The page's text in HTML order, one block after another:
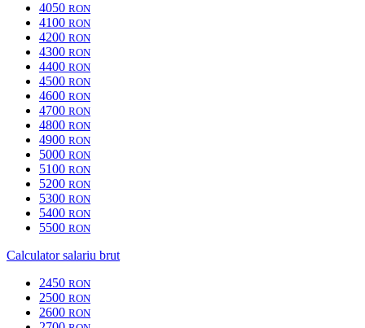
4050 RON
4100 RON
4200 RON
4300 RON
4400 RON
4500 RON
4600 RON
4700 RON
4800 RON
4900 RON
5000 RON
5100 RON
5200 RON
5300 RON
5400 RON
5500 RON
Calculator salariu brut
2450 RON
2500 RON
2600 RON